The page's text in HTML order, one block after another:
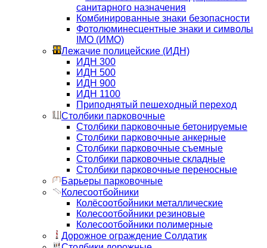
санитарного назначения
Комбинированные знаки безопасности
Фотолюминесцентные знаки и символы
IMO (ИМО)
Лежачие полицейские (ИДН)
ИДН 300
ИДН 500
ИДН 900
ИДН 1100
Приподнятый пешеходный переход
Столбики парковочные
Столбики парковочные бетонируемые
Столбики парковочные анкерные
Столбики парковочные съемные
Столбики парковочные складные
Столбики парковочные переносные
Барьеры парковочные
Колесоотбойники
Колёсоотбойники металлические
Колесоотбойники резиновые
Колесоотбойники полимерные
Дорожное ограждение Солдатик